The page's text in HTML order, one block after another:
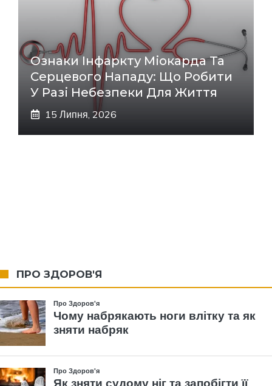
Ознаки Інфаркту Міокарда Та
Серцевого Нападу: Що Робити
У Разі Небезпеки Для Життя
15 Липня, 2026
ПРО ЗДОРОВ'Я